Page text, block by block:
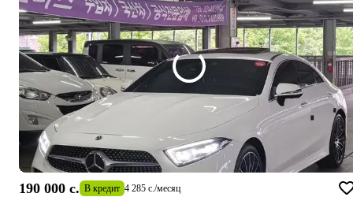
190 000 c. В кредит 4 285 c. /месяц